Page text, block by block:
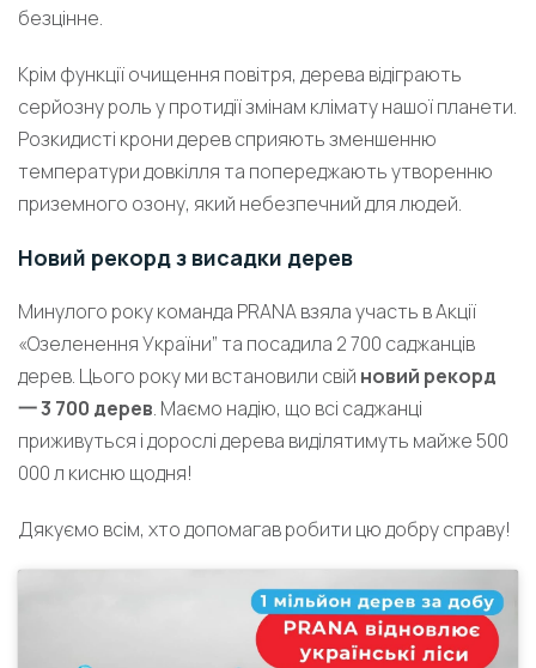
безцінне.
Крім функції очищення повітря, дерева відіграють
серйозну роль у протидії змінам клімату нашої планети.
Розкидисті крони дерев сприяють зменшенню
температури довкілля та попереджають утворенню
приземного озону, який небезпечний для людей.
Новий рекорд з висадки дерев
Минулого року команда PRANA взяла участь в Акції
«Озеленення України” та посадила 2 700 саджанців
дерев. Цього року ми встановили свій новий рекорд
一 3 700 дерев. Маємо надію, що всі саджанці
приживуться і дорослі дерева виділятимуть майже 500
000 л кисню щодня!
Дякуємо всім, хто допомагав робити цю добру справу!